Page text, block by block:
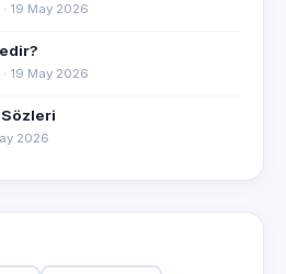
19 May 2026
19 May 2026
2026